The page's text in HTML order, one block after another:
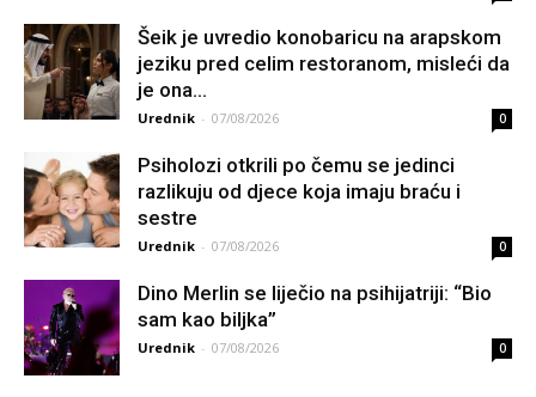
Šeik je uvredio konobaricu na arapskom
jeziku pred celim restoranom, misleći da
je ona...
Urednik - 07/08/2026 0
Psiholozi otkrili po čemu se jedinci
razlikuju od djece koja imaju braću i
sestre
Urednik - 07/08/2026 0
Dino Merlin se liječio na psihijatriji: “Bio
sam kao biljka”
Urednik - 07/08/2026 0